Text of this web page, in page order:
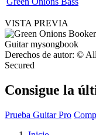
VISTA PREVIA
Derechos de autor: ©
Secured
Consigue la
Prueba Guitar Pro